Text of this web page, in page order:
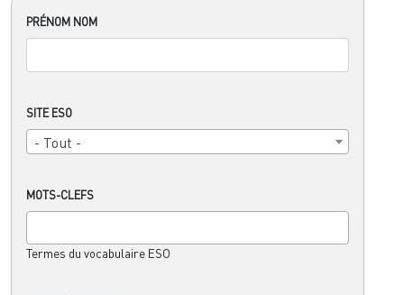
PRÉNOM NOM
SITE ESO
- Tout -
MOTS-CLEFS
Termes du vocabulaire ESO